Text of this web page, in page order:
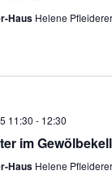
Haus Helene
11:30 - 12:30
im
Haus Helene